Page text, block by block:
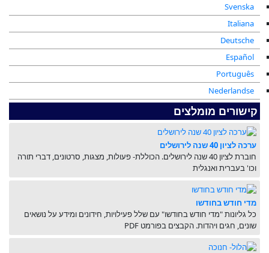
Svenska
Italiana
Deutsche
Español
Português
Nederlandse
קישורים מומלצים
ערכה לציון 40 שנה לירושלים
חוברת לציון 40 שנה לירושלים. הכוללת- פעולות, מצגות, סרטונים, דברי תורה
וכו' בעברית ואנגלית
מדי חודש בחודשו
כל גליונות "מדי חודש בחודשו" עם שלל פעילויות, חידונים ומידע על נושאים
שונים, חגים ויהדות. הקבצים בפורמט PDF